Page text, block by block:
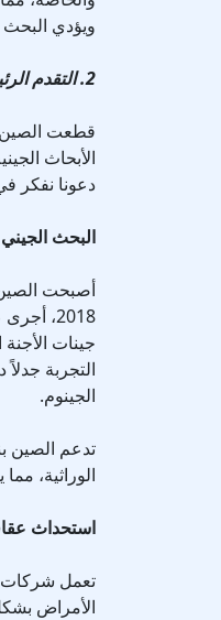
ويؤدي البحث
2. التقدم الرئيسي للصين في التكنولوجيا الحيوية
قطعت الصين
الأبحاث
دعونا نفكر
البحث
أصبحت الصين
2018،
جينات
التجربة
الجينوم.
تدعم الصين
الوراثية،
استحداث
تعمل شركات